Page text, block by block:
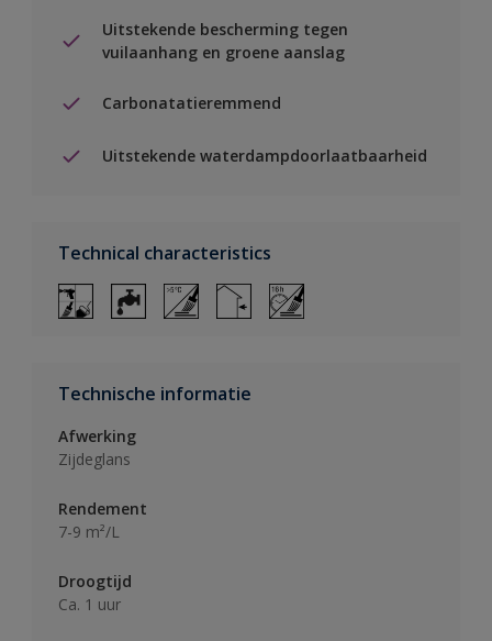
Uitstekende bescherming tegen
vuilaanhang en groene aanslag
Carbonatatieremmend
Uitstekende waterdampdoorlaatbaarheid
Technical characteristics
Technische informatie
Afwerking
Zijdeglans
Rendement
7-9 m²/L
Droogtijd
Ca. 1 uur